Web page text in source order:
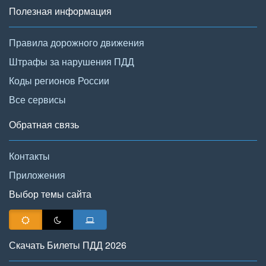
Полезная информация
Правила дорожного движения
Штрафы за нарушения ПДД
Коды регионов России
Все сервисы
Обратная связь
Контакты
Приложения
Выбор темы сайта
Скачать Билеты ПДД 2026